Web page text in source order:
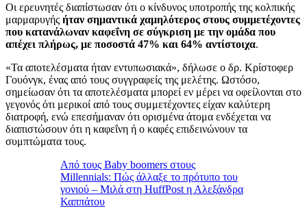
Οι ερευνητές διαπίστωσαν ότι ο κίνδυνος υποτροπής της κολπικής
μαρμαρυγής ήταν σημαντικά χαμηλότερος στους συμμετέχοντες
που κατανάλωναν καφεΐνη σε σύγκριση με την ομάδα που
απέχει πλήρως, με ποσοστά 47% και 64% αντίστοιχα.
«Τα αποτελέσματα ήταν εντυπωσιακά», δήλωσε ο δρ. Κρίστοφερ
Γουόνγκ, ένας από τους συγγραφείς της μελέτης. Ωστόσο,
σημείωσαν ότι τα αποτελέσματα μπορεί εν μέρει να οφείλονται στο
γεγονός ότι μερικοί από τους συμμετέχοντες είχαν καλύτερη
διατροφή, ενώ επεσήμαναν ότι ορισμένα άτομα ενδέχεται να
διαπιστώσουν ότι η καφεΐνη ή ο καφές επιδεινώνουν τα
συμπτώματα τους.
Από τους Baby boomers στους
Millennials: Πώς άλλαξε το πρότυπο του
γονιού – Μιλά στη HuffPost η Αλεξάνδρα
Καππάτου